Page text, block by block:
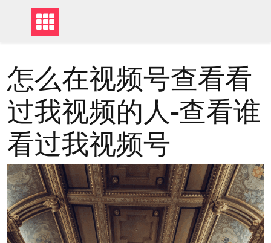
怎么在视频号查看看
过我视频的人-查看谁
看过我视频号